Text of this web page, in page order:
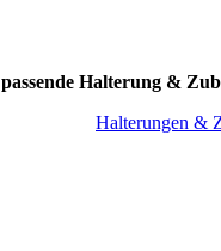
passende Halterung &
Halterungen &